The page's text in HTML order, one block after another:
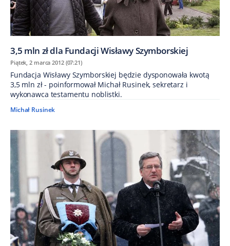
3,5 mln zł dla Fundacji Wisławy Szymborskiej
Piątek, 2 marca 2012 (07:21)
Fundacja Wisławy Szymborskiej będzie dysponowała kwotą
3,5 mln zł - poinformował Michał Rusinek, sekretarz i
wykonawca testamentu noblistki.
Michał Rusinek